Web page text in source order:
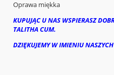
Oprawa miękka
KUPUJĄC U NAS WSPIERASZ
TALITHA CUM.
DZIĘKUJEMY W IMIENIU